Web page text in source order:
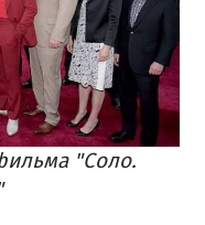
"Соло.